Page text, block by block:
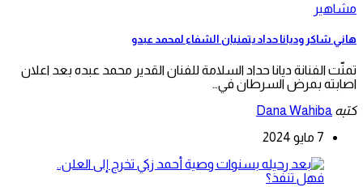
مشاهير
هاني شاكر وديانا حداد يتمنيان الشفاء لمحمد عبدو
تمنّت الفنانة ديانا حداد السلامة للفنان القدير محمد عبده بعد اعلان
اصابته بمرض السرطان في…
كتبه Dana Wahiba
7 مايو 2024